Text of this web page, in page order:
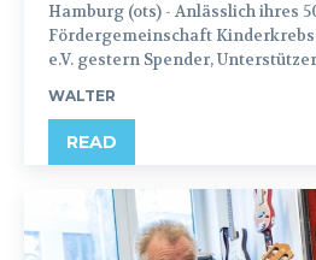
Hamburg (ots) - Anlässlich ihres 50. Jubiläums lud die
Fördergemeinschaft
e.V. gestern Spender,
WALTER
READ